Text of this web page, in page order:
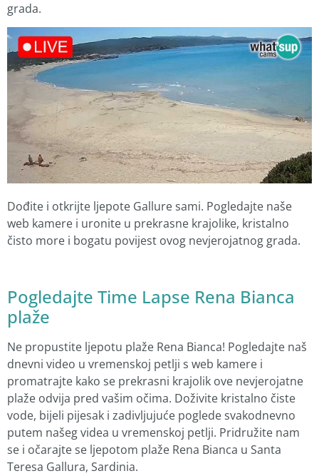
grada.
Dođite i otkrijte ljepote Gallure sami. Pogledajte naše
web kamere i uronite u prekrasne krajolike, kristalno
čisto more i bogatu povijest ovog nevjerojatnog grada.
Pogledajte Time Lapse Rena Bianca
plaže
Ne propustite ljepotu plaže Rena Bianca! Pogledajte naš
dnevni video u vremenskoj petlji s web kamere i
promatrajte kako se prekrasni krajolik ove nevjerojatne
plaže odvija pred vašim očima. Doživite kristalno čiste
vode, bijeli pijesak i zadivljujuće poglede svakodnevno
putem našeg videa u vremenskoj petlji. Pridružite nam
se i očarajte se ljepotom plaže Rena Bianca u Santa
Teresa Gallura, Sardinia.